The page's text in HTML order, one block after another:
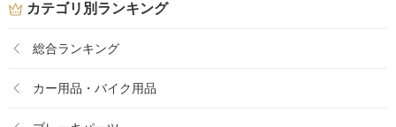
カテゴリ別ランキング
総合ランキング
カー用品・バイク用品